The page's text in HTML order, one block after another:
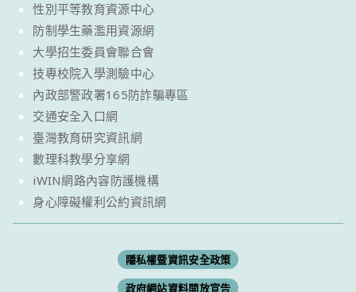
性別平等教育資源中心
防制學生藥濫用資源網
大學招生委員會聯合會
技專校院入學測驗中心
內政部警政署165防詐騙專區
交通安全入口網
臺灣教育研究資訊網
數理科教學分享網
iWIN網路內容防護機構
身心障礙權利公約資訊網
隱私權暨資訊安全政策
政府網站資料開放宣告